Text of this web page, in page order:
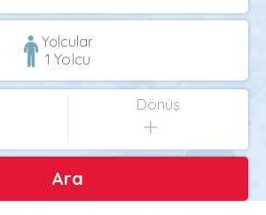
Yolcular
1 Yolcu
Dönüş
Ara